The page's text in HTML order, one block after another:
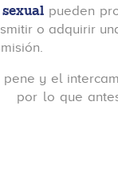
pueden
o adquirir
y el
por lo que